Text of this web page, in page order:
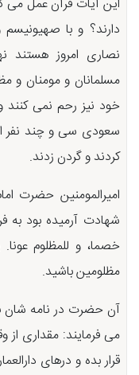
این آیات قرآن عمل می
دارند؟ و با صهیونیسم
نصاری امروز هستند
مسلمانان و مومنان و
خود نیز رحم نمی کنند
سعودی سی و چند نفر از
کردند و گردن زدند.
امیرالمومنین حضرت
شهادت آرمیده بود به
خصما، و للمظلوم عونا.
مظلومین باشید.
آن حضرت در نامه شان
می فرمایند: مقداری از
قرار بده و درهای